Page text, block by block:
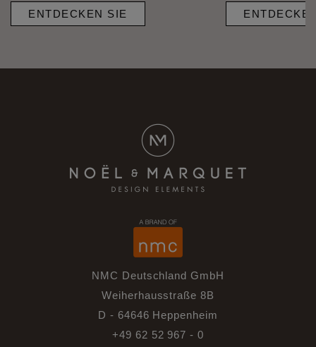
ENTDECKEN SIE
NMC Deutschland GmbH
Weiherhausstraße 8B
D - 64646 Heppenheim
+49 62 52 967 - 0